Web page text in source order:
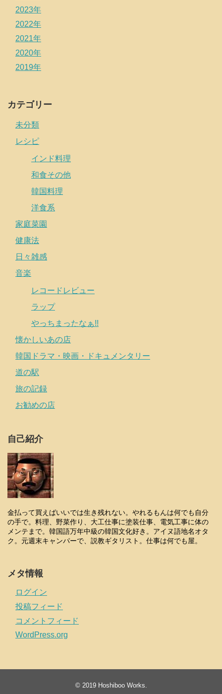
2023年
2022年
2021年
2020年
2019年
カテゴリー
未分類
レシピ
インド料理
和食その他
韓国料理
洋食系
家庭菜園
健康法
日々雑感
音楽
レコードレビュー
ラップ
やっちまったなぁ!!
懐かしいあの店
韓国ドラマ・映画・ドキュメンタリー
道の駅
旅の記録
お勧めの店
自己紹介
金払って買えばいいでは生き残れない。やれるもんは何でも自分
の手で。料理、野菜作り、大工仕事に塗装仕事、電気工事に体の
メンテまで。韓国語万年中級の韓国文化好き。アイヌ語地名オタ
ク。元週末キャンパーで、説教ギタリスト。仕事は何でも屋。
メタ情報
ログイン
投稿フィード
コメントフィード
WordPress.org
© 2019 Hoshiboo Works.